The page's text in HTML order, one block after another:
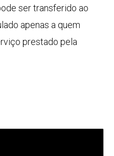
ser transferido ao
apenas a quem
prestado pela